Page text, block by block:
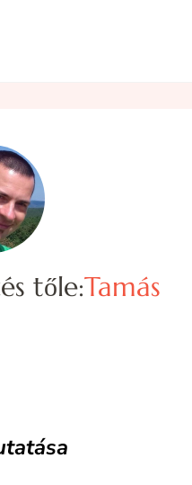
tőle:Tamás